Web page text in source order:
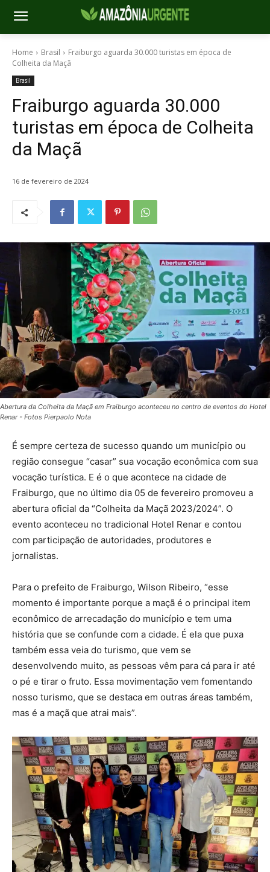
Home Brasil
Fraiburgo aguarda 30.000 turistas em época de
Colheita da Maçã
Brasil
Fraiburgo aguarda 30.000
turistas em época de Colheita
da Maçã
16 de fevereiro de 2024
Abertura da Colheita da Maçã em Fraiburgo aconteceu no centro de eventos do Hotel
Renar - Fotos Pierpaolo Nota
É sempre certeza de sucesso quando um município ou
região consegue “casar” sua vocação econômica com sua
vocação turística. E é o que acontece na cidade de
Fraiburgo, que no último dia 05 de fevereiro promoveu a
abertura oficial da “Colheita da Maçã 2023/2024”. O
evento aconteceu no tradicional Hotel Renar e contou
com participação de autoridades, produtores e
jornalistas.
Para o prefeito de Fraiburgo, Wilson Ribeiro, “esse
momento é importante porque a maçã é o principal item
econômico de arrecadação do município e tem uma
história que se confunde com a cidade. É ela que puxa
também essa veia do turismo, que vem se
desenvolvendo muito, as pessoas vêm para cá para ir até
o pé e tirar o fruto. Essa movimentação vem fomentando
nosso turismo, que se destaca em outras áreas também,
mas é a maçã que atrai mais”.